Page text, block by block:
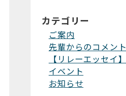
カテゴリー
ご案内
先輩からのコメント
【リレーエッセイ】
イベント
お知らせ